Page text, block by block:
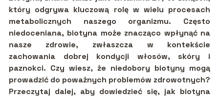
który odgrywa kluczową rolę w wielu procesach
metabolicznych naszego organizmu. Często
niedoceniana, biotyna może znacząco wpłynąć na
nasze zdrowie, zwłaszcza w kontekście
zachowania dobrej kondycji włosów, skóry i
paznokci. Czy wiesz, że niedobory biotyny mogą
prowadzić do poważnych problemów zdrowotnych?
Przeczytaj dalej, aby dowiedzieć się, jak biotyna